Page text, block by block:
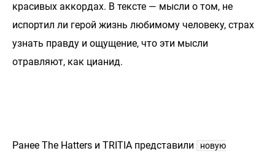
красивых аккордах. В тексте — мысли о том, не
испортил ли герой жизнь любимому человеку, страх
узнать правду и ощущение, что эти мысли
отравляют, как цианид.
Ранее The Hatters и TRITIA представили
новую